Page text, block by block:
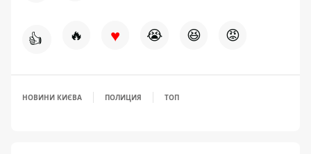
👍 🔥 ♥ 😭 😆 😡
НОВИНИ КИЄВА ПОЛИЦИЯ ТОП